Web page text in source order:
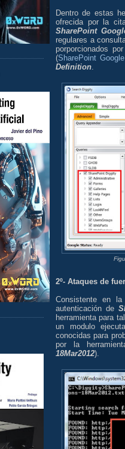
Dentro de estas
ofrecida por la
SharePoint
regulares a
porporcionados
(SharePoint
Definition
2º- Ataques de
Consistente en
autenticación de
herramienta para
un modulo
conocidas para
por la
18Mar2012).